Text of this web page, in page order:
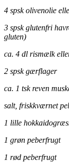
4 spsk olivenolie
3 spsk glutenfri
gluten)
ca. 4 dl rismælk
2 spsk gærflager
ca. 1 tsk reven
salt, friskkværnet
1 lille
1 grøn peberfrugt
1 rød peberfrugt